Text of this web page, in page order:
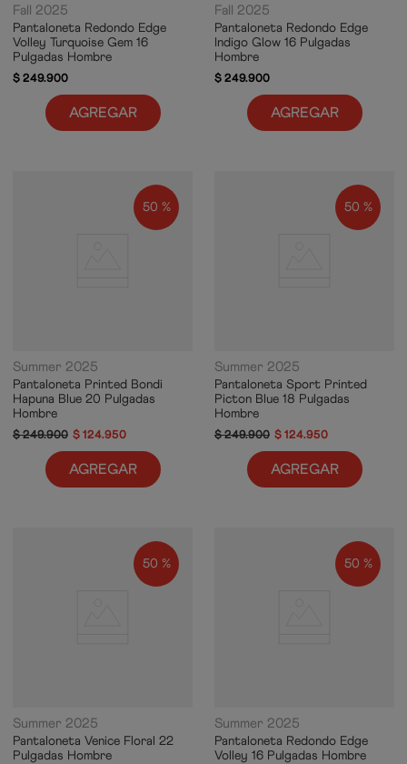
Fall 2025
Pantaloneta Redondo Edge
Volley Turquoise Gem 16
Pulgadas Hombre
$249.900
AGREGAR
Fall 2025
Pantaloneta Redondo Edge
Indigo Glow 16 Pulgadas
Hombre
$249.900
AGREGAR
50 %
Summer 2025
Pantaloneta Printed Bondi
Hapuna Blue 20 Pulgadas
Hombre
$249.900 $ 124.950
AGREGAR
50 %
Summer 2025
Pantaloneta Sport Printed
Picton Blue 18 Pulgadas
Hombre
$249.900 $ 124.950
AGREGAR
50 %
Summer 2025
Pantaloneta Venice Floral 22
Pulgadas Hombre
50 %
Summer 2025
Pantaloneta Redondo Edge
Volley 16 Pulgadas Hombre